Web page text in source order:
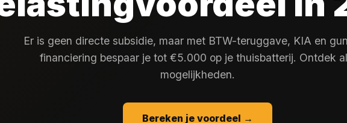
Er is geen directe subsidie, maar met BTW-teruggave, KIA en
financiering bespaar je tot €5.000 op je thuisbatterij. Ontdek
mogelijkheden.
Bereken je voordeel →